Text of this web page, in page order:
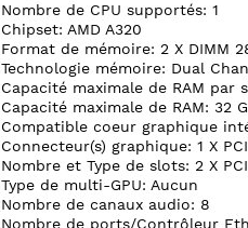
Nombre de CPU supportés: 1
Chipset: AMD A320
Format de mémoire: 2 X DIMM
Technologie mémoire: Dual
Capacité maximale de RAM par
Capacité maximale de RAM: 32
Compatible coeur graphique
Connecteur(s) graphique: 1 X
Nombre et Type de slots: 2 X
Type de multi-GPU: Aucun
Nombre de canaux audio: 8
Nombre de ports/Contrôleur